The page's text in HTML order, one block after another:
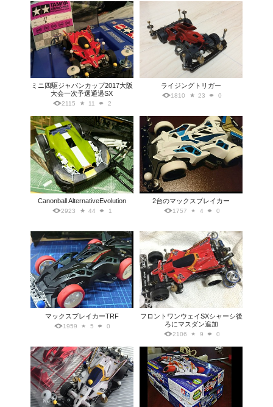
ミニ四駆ジャパンカップ2017大阪
大会一次予選通過SX
2115 11 2
ライジングトリガー
1810 23 0
Canonball AlternativeEvolution
2923 44 1
2台のマックスブレイカー
1757 4 0
マックスブレイカーTRF
1959 5 0
フロントワンウェイSXシャーシ後
ろにマスダン追加
2106 9 0